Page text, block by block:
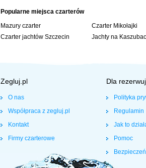
Popularne miejsca czarterów
Mazury czarter
Czarter jachtów Szczecin
Czarter Mikołajki
Jachty na
Zegluj.pl
O nas
Współpraca z zegluj.pl
Kontakt
Firmy czarterowe
Dla
Polityka
Regulamin
Jak to
Pomoc